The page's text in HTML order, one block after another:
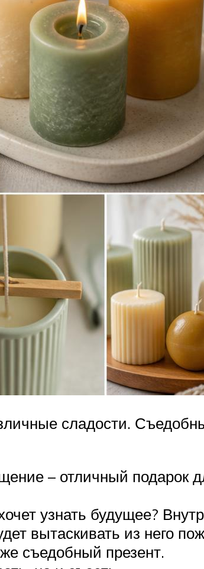
сладости.
– отличный подарок
узнать будущее?
вытаскивать из него
съедобный презент.